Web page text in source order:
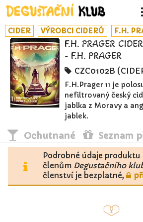
CIDER VÝROBCI CIDERŮ F.H.
F.H. PRAGER
- F.H. PRAGER
CZC0102B
F.H.Prager 11 je
nefiltrovaný český
jablka z Moravy a
jablek.
Ochutnané Seznam
Podrobné údaje produktu
členům Degustačního
členství je bezplatné,